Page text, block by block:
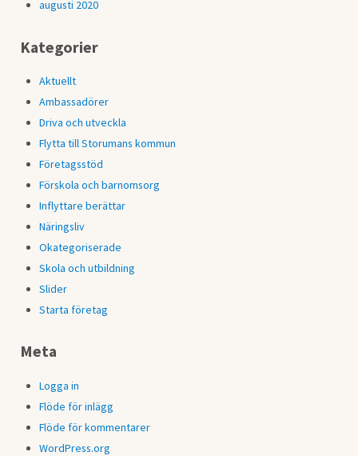
augusti 2020
Kategorier
Aktuellt
Ambassadörer
Driva och utveckla
Flytta till Storumans kommun
Företagsstöd
Förskola och barnomsorg
Inflyttare berättar
Näringsliv
Okategoriserade
Skola och utbildning
Slider
Starta företag
Meta
Logga in
Flöde för inlägg
Flöde för kommentarer
WordPress.org